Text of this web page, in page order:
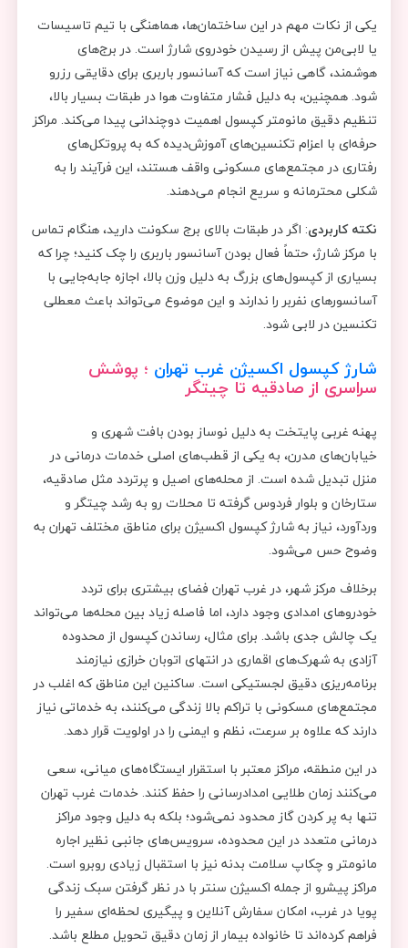
یکی از نکات مهم در این ساختمان‌ها، هماهنگی با تیم تاسیسات
یا لابی‌من پیش از رسیدن خودروی شارژ است. در برج‌های
هوشمند، گاهی نیاز است که آسانسور باربری برای دقایقی رزرو
شود. همچنین، به دلیل فشار متفاوت هوا در طبقات بسیار بالا،
تنظیم دقیق مانومتر کپسول اهمیت دوچندانی پیدا می‌کند. مراکز
حرفه‌ای با اعزام تکنسین‌های آموزش‌دیده که به پروتکل‌های
رفتاری در مجتمع‌های مسکونی واقف هستند، این فرآیند را به
شکلی محترمانه و سریع انجام می‌دهند.
نکته کاربردی: اگر در طبقات بالای برج سکونت دارید، هنگام تماس
با مرکز شارژ، حتماً فعال بودن آسانسور باربری را چک کنید؛ چرا که
بسیاری از کپسول‌های بزرگ به دلیل وزن بالا، اجازه جابه‌جایی با
آسانسورهای نفربر را ندارند و این موضوع می‌تواند باعث معطلی
تکنسین در لابی شود.
شارژ کپسول اکسیژن غرب تهران ؛ پوشش
سراسری از صادقیه تا چیتگر
پهنه‌ غربی پایتخت به دلیل نوساز بودن بافت شهری و
خیابان‌‌های مدرن، به یکی از قطب‌های اصلی خدمات درمانی در
منزل تبدیل شده است. از محله‌های اصیل و پرتردد مثل صادقیه،
ستارخان و بلوار فردوس گرفته تا محلات رو به رشد چیتگر و
وردآورد، نیاز به شارژ کپسول اکسیژن برای مناطق مختلف تهران به
وضوح حس می‌شود.
برخلاف مرکز شهر، در غرب تهران فضای بیشتری برای تردد
خودروهای امدادی وجود دارد، اما فاصله زیاد بین محله‌ها می‌تواند
یک چالش جدی باشد. برای مثال، رساندن کپسول از محدوده
آزادی به شهرک‌های اقماری در انتهای اتوبان خرازی نیازمند
برنامه‌ریزی دقیق لجستیکی است. ساکنین این مناطق که اغلب در
مجتمع‌های مسکونی با تراکم بالا زندگی می‌کنند، به خدماتی نیاز
دارند که علاوه بر سرعت، نظم و ایمنی را در اولویت قرار دهد.
در این منطقه، مراکز معتبر با استقرار ایستگاه‌های میانی، سعی
می‌کنند زمان طلایی امدادرسانی را حفظ کنند. خدمات غرب تهران
تنها به پر کردن گاز محدود نمی‌شود؛ بلکه به دلیل وجود مراکز
درمانی متعدد در این محدوده، سرویس‌های جانبی نظیر اجاره
مانومتر و چکاپ سلامت بدنه نیز با استقبال زیادی روبرو است.
مراکز پیشرو از جمله اکسیژن سنتر با در نظر گرفتن سبک زندگی
پویا در غرب، امکان سفارش آنلاین و پیگیری لحظه‌ای سفیر را
فراهم کرده‌اند تا خانواده بیمار از زمان دقیق تحویل مطلع باشد.